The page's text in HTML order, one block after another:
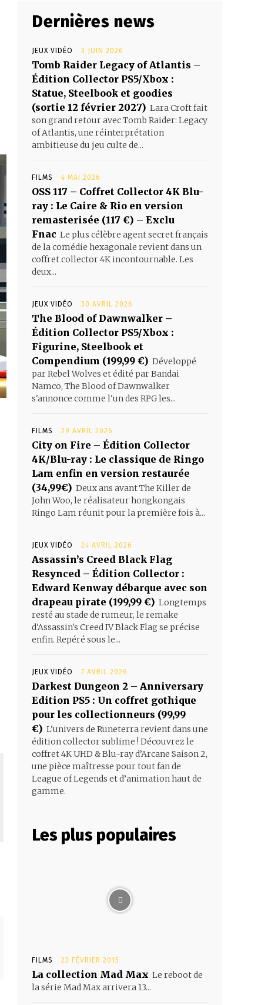
Dernières news
JEUX VIDÉO 3 JUIN 2026
Tomb Raider Legacy of Atlantis –
Édition Collector PS5/Xbox :
Statue, Steelbook et goodies
(sortie 12 février 2027) Lara Croft fait
son grand retour avec Tomb Raider: Legacy
of Atlantis, une réinterprétation
ambitieuse du jeu culte de...
FILMS 4 MAI 2026
OSS 117 – Coffret Collector 4K Blu-
ray : Le Caire & Rio en version
remasterisée (117 €) – Exclu
Fnac Le plus célèbre agent secret français
de la comédie hexagonale revient dans un
coffret collector 4K incontournable. Les
deux...
JEUX VIDÉO 30 AVRIL 2026
The Blood of Dawnwalker –
Édition Collector PS5/Xbox :
Figurine, Steelbook et
Compendium (199,99 €) Développé
par Rebel Wolves et édité par Bandai
Namco, The Blood of Dawnwalker
s'annonce comme l'un des RPG les...
FILMS 29 AVRIL 2026
City on Fire – Édition Collector
4K/Blu-ray : Le classique de Ringo
Lam enfin en version restaurée
(34,99€) Deux ans avant The Killer de
John Woo, le réalisateur hongkongais
Ringo Lam réunit pour la première fois à...
JEUX VIDÉO 24 AVRIL 2026
Assassin’s Creed Black Flag
Resynced – Édition Collector :
Edward Kenway débarque avec son
drapeau pirate (199,99 €) Longtemps
resté au stade de rumeur, le remake
d'Assassin's Creed IV Black Flag se précise
enfin. Repéré sous le...
JEUX VIDÉO 7 AVRIL 2026
Darkest Dungeon 2 – Anniversary
Edition PS5 : Un coffret gothique
pour les collectionneurs (99,99
€) L’univers de Runeterra revient dans une
édition collector sublime ! Découvrez le
coffret 4K UHD & Blu-ray d’Arcane Saison 2,
une pièce maîtresse pour tout fan de
League of Legends et d’animation haut de
gamme.
Les plus populaires
FILMS 23 FÉVRIER 2015
La collection Mad Max Le reboot de
la série Mad Max arrivera 13...